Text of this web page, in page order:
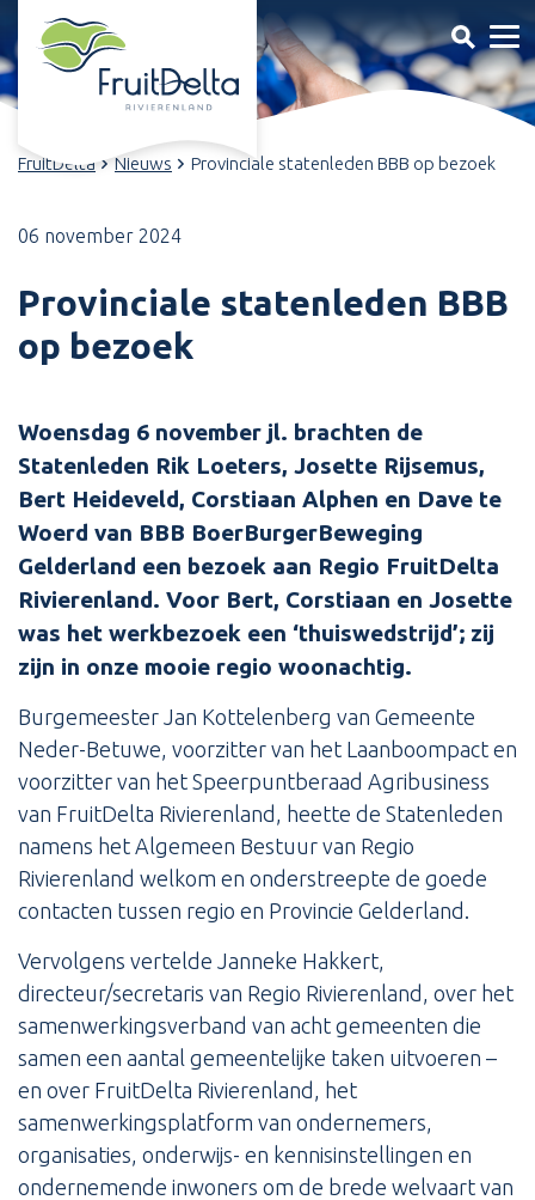
FruitDelta Nieuws Provinciale statenleden BBB op bezoek
06 november 2024
Provinciale statenleden BBB
op bezoek
Woensdag 6 november jl. brachten de
Statenleden Rik Loeters, Josette Rijsemus,
Bert Heideveld, Corstiaan Alphen en Dave te
Woerd van BBB BoerBurgerBeweging
Gelderland een bezoek aan Regio FruitDelta
Rivierenland. Voor Bert, Corstiaan en Josette
was het werkbezoek een ‘thuiswedstrijd’; zij
zijn in onze mooie regio woonachtig.
Burgemeester Jan Kottelenberg van Gemeente
Neder-Betuwe, voorzitter van het Laanboompact en
voorzitter van het Speerpuntberaad Agribusiness
van FruitDelta Rivierenland, heette de Statenleden
namens het Algemeen Bestuur van Regio
Rivierenland welkom en onderstreepte de goede
contacten tussen regio en Provincie Gelderland.
Vervolgens vertelde Janneke Hakkert,
directeur/secretaris van Regio Rivierenland, over het
samenwerkingsverband van acht gemeenten die
samen een aantal gemeentelijke taken uitvoeren –
en over FruitDelta Rivierenland, het
samenwerkingsplatform van ondernemers,
organisaties, onderwijs- en kennisinstellingen en
ondernemende inwoners om de brede welvaart van